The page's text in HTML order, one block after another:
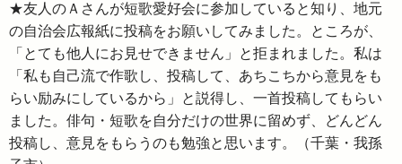
★友人のＡさんが短歌愛好会に参加していると知り、地元
の自治会広報紙に投稿をお願いしてみました。ところが、
「とても他人にお見せできません」と拒まれました。私は
「私も自己流で作歌し、投稿して、あちこちから意見をも
らい励みにしているから」と説得し、一首投稿してもらい
ました。俳句・短歌を自分だけの世界に留めず、どんどん
投稿し、意見をもらうのも勉強と思います。（千葉・我孫